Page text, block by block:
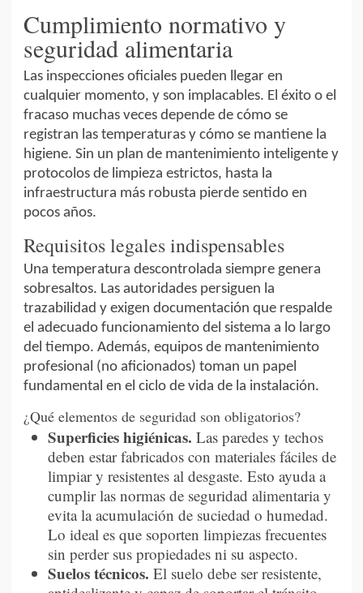
Cumplimiento normativo y
seguridad alimentaria
Las inspecciones oficiales pueden llegar en
cualquier momento, y son implacables. El éxito o el
fracaso muchas veces depende de cómo se
registran las temperaturas y cómo se mantiene la
higiene. Sin un plan de mantenimiento inteligente y
protocolos de limpieza estrictos, hasta la
infraestructura más robusta pierde sentido en
pocos años.
Requisitos legales indispensables
Una temperatura descontrolada siempre genera
sobresaltos. Las autoridades persiguen la
trazabilidad y exigen documentación que respalde
el adecuado funcionamiento del sistema a lo largo
del tiempo. Además, equipos de mantenimiento
profesional (no aficionados) toman un papel
fundamental en el ciclo de vida de la instalación.
¿Qué elementos de seguridad son obligatorios?
Superficies higiénicas. Las paredes y techos
deben estar fabricados con materiales fáciles de
limpiar y resistentes al desgaste. Esto ayuda a
cumplir las normas de seguridad alimentaria y
evita la acumulación de suciedad o humedad.
Lo ideal es que soporten limpiezas frecuentes
sin perder sus propiedades ni su aspecto.
Suelos técnicos. El suelo debe ser resistente,